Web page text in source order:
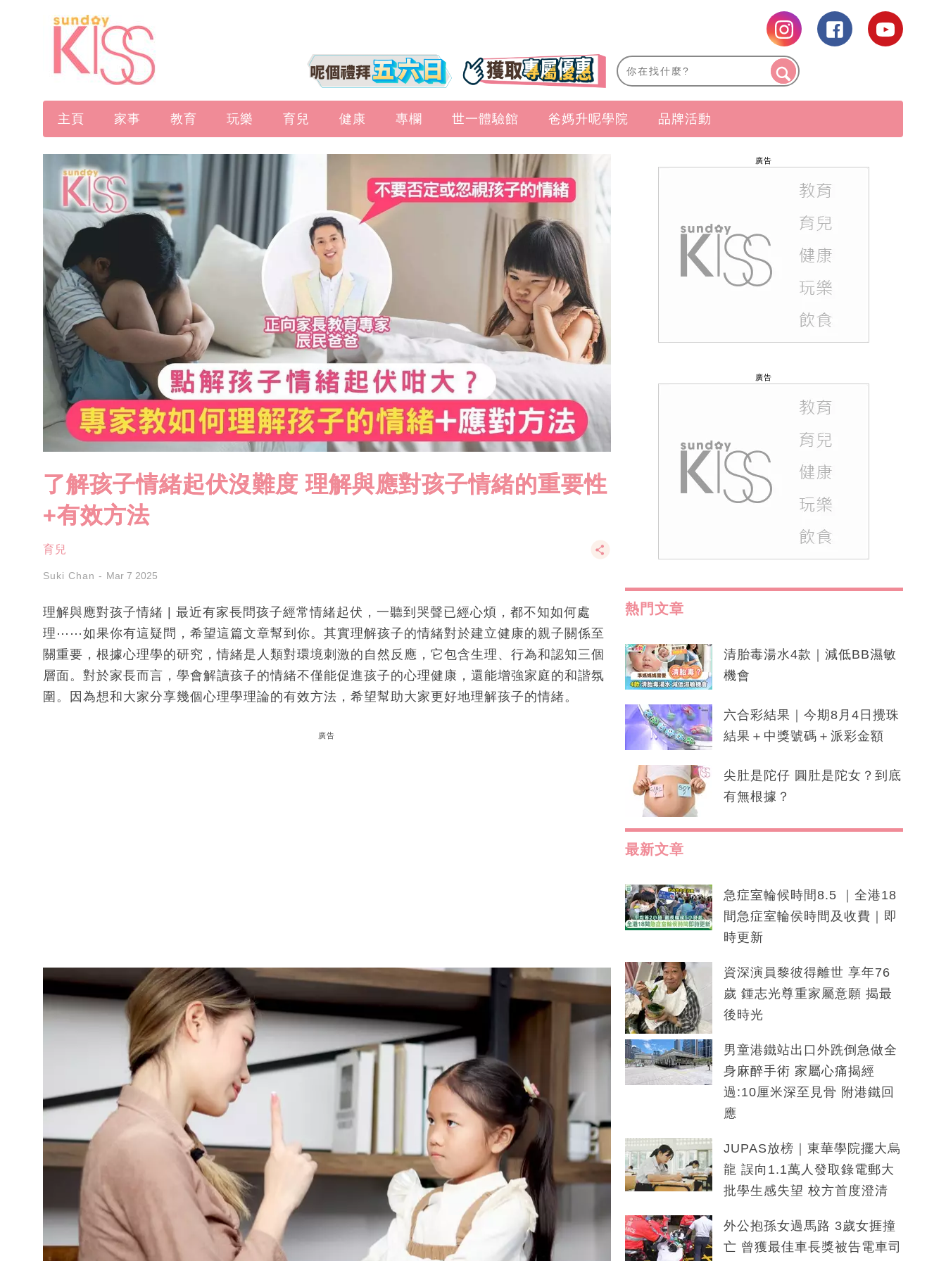
主頁 家事 教育 玩樂 育兒 健康 專欄 世一體驗館 爸媽升呢學院 品牌活動
了解孩子情緒起伏沒難度 理解與應對孩子情緒的重要性
+有效方法
育兒
Suki Chan Mar 7 2025
理解與應對孩子情緒 | 最近有家長問孩子經常情緒起伏，一聽到哭聲已經心煩，都不知如何處
理⋯⋯如果你有這疑問，希望這篇文章幫到你。其實理解孩子的情緒對於建立健康的親子關係至
關重要，根據心理學的研究，情緒是人類對環境刺激的自然反應，它包含生理、行為和認知三個
層面。對於家長而言，學會解讀孩子的情緒不僅能促進孩子的心理健康，還能增強家庭的和諧氛
圍。因為想和大家分享幾個心理學理論的有效方法，希望幫助大家更好地理解孩子的情緒。
廣告
廣告
廣告
熱門文章
清胎毒湯水4款｜減低BB濕敏
機會
六合彩結果｜今期8月4日攪珠
結果＋中獎號碼＋派彩金額
尖肚是陀仔 圓肚是陀女？到底
有無根據？
最新文章
急症室輪候時間8.5 ｜全港18
間急症室輪侯時間及收費｜即
時更新
資深演員黎彼得離世 享年76
歲 鍾志光尊重家屬意願 揭最
後時光
男童港鐵站出口外跣倒急做全
身麻醉手術 家屬心痛揭經
過:10厘米深至見骨 附港鐵回
應
JUPAS放榜｜東華學院擺大烏
龍 誤向1.1萬人發取錄電郵大
批學生感失望 校方首度澄清
外公抱孫女過馬路 3歲女捱撞
亡 曾獲最佳車長獎被告電車司